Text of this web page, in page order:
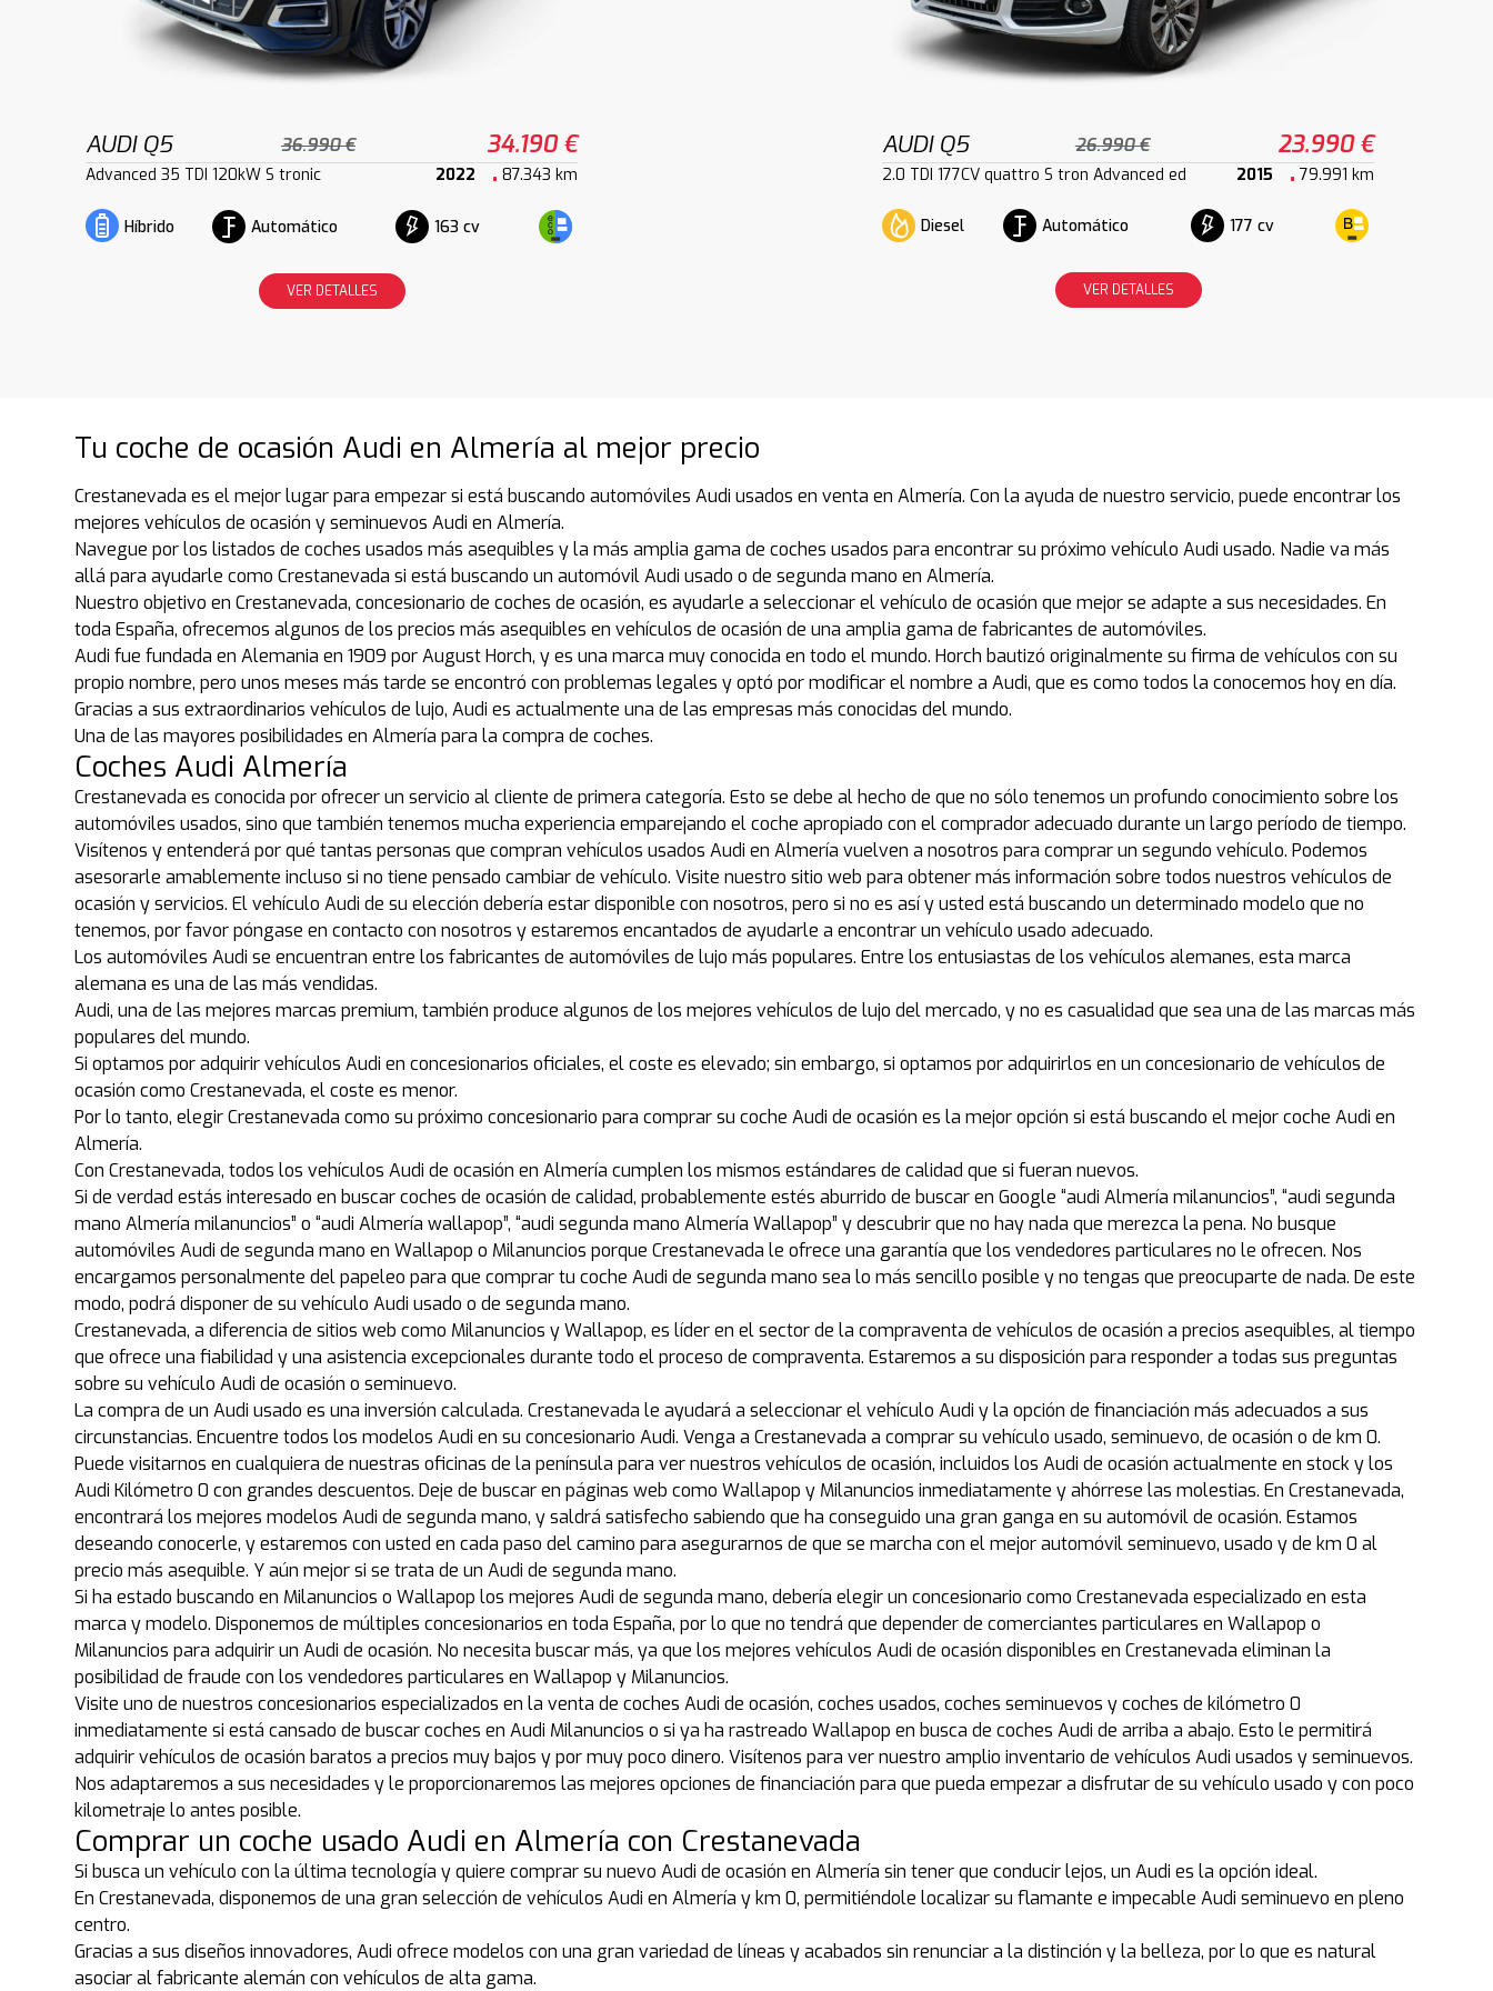
AUDI Q5 36.990 € 34.190 €
Advanced 35 TDI 120kW S tronic 2022 87.343 km
Híbrido Automático 163 cv
VER DETALLES
AUDI Q5 26.990 € 23.990 €
2.0 TDI 177CV quattro S tron Advanced ed 2015 79.991 km
Diesel Automático 177 cv
VER DETALLES
Tu coche de ocasión Audi en Almería al mejor precio
Crestanevada es el mejor lugar para empezar si está buscando automóviles Audi usados en venta en Almería. Con la ayuda de nuestro servicio, puede encontrar los
mejores vehículos de ocasión y seminuevos Audi en Almería.
Navegue por los listados de coches usados más asequibles y la más amplia gama de coches usados para encontrar su próximo vehículo Audi usado. Nadie va más
allá para ayudarle como Crestanevada si está buscando un automóvil Audi usado o de segunda mano en Almería.
Nuestro objetivo en Crestanevada, concesionario de coches de ocasión, es ayudarle a seleccionar el vehículo de ocasión que mejor se adapte a sus necesidades. En
toda España, ofrecemos algunos de los precios más asequibles en vehículos de ocasión de una amplia gama de fabricantes de automóviles.
Audi fue fundada en Alemania en 1909 por August Horch, y es una marca muy conocida en todo el mundo. Horch bautizó originalmente su firma de vehículos con su
propio nombre, pero unos meses más tarde se encontró con problemas legales y optó por modificar el nombre a Audi, que es como todos la conocemos hoy en día.
Gracias a sus extraordinarios vehículos de lujo, Audi es actualmente una de las empresas más conocidas del mundo.
Una de las mayores posibilidades en Almería para la compra de coches.
Coches Audi Almería
Crestanevada es conocida por ofrecer un servicio al cliente de primera categoría. Esto se debe al hecho de que no sólo tenemos un profundo conocimiento sobre los
automóviles usados, sino que también tenemos mucha experiencia emparejando el coche apropiado con el comprador adecuado durante un largo período de tiempo.
Visítenos y entenderá por qué tantas personas que compran vehículos usados Audi en Almería vuelven a nosotros para comprar un segundo vehículo. Podemos
asesorarle amablemente incluso si no tiene pensado cambiar de vehículo. Visite nuestro sitio web para obtener más información sobre todos nuestros vehículos de
ocasión y servicios. El vehículo Audi de su elección debería estar disponible con nosotros, pero si no es así y usted está buscando un determinado modelo que no
tenemos, por favor póngase en contacto con nosotros y estaremos encantados de ayudarle a encontrar un vehículo usado adecuado.
Los automóviles Audi se encuentran entre los fabricantes de automóviles de lujo más populares. Entre los entusiastas de los vehículos alemanes, esta marca
alemana es una de las más vendidas.
Audi, una de las mejores marcas premium, también produce algunos de los mejores vehículos de lujo del mercado, y no es casualidad que sea una de las marcas más
populares del mundo.
Si optamos por adquirir vehículos Audi en concesionarios oficiales, el coste es elevado; sin embargo, si optamos por adquirirlos en un concesionario de vehículos de
ocasión como Crestanevada, el coste es menor.
Por lo tanto, elegir Crestanevada como su próximo concesionario para comprar su coche Audi de ocasión es la mejor opción si está buscando el mejor coche Audi en
Almería.
Con Crestanevada, todos los vehículos Audi de ocasión en Almería cumplen los mismos estándares de calidad que si fueran nuevos.
Si de verdad estás interesado en buscar coches de ocasión de calidad, probablemente estés aburrido de buscar en Google “audi Almería milanuncios”, “audi segunda
mano Almería milanuncios” o “audi Almería wallapop”, “audi segunda mano Almería Wallapop” y descubrir que no hay nada que merezca la pena. No busque
automóviles Audi de segunda mano en Wallapop o Milanuncios porque Crestanevada le ofrece una garantía que los vendedores particulares no le ofrecen. Nos
encargamos personalmente del papeleo para que comprar tu coche Audi de segunda mano sea lo más sencillo posible y no tengas que preocuparte de nada. De este
modo, podrá disponer de su vehículo Audi usado o de segunda mano.
Crestanevada, a diferencia de sitios web como Milanuncios y Wallapop, es líder en el sector de la compraventa de vehículos de ocasión a precios asequibles, al tiempo
que ofrece una fiabilidad y una asistencia excepcionales durante todo el proceso de compraventa. Estaremos a su disposición para responder a todas sus preguntas
sobre su vehículo Audi de ocasión o seminuevo.
La compra de un Audi usado es una inversión calculada. Crestanevada le ayudará a seleccionar el vehículo Audi y la opción de financiación más adecuados a sus
circunstancias. Encuentre todos los modelos Audi en su concesionario Audi. Venga a Crestanevada a comprar su vehículo usado, seminuevo, de ocasión o de km 0.
Puede visitarnos en cualquiera de nuestras oficinas de la península para ver nuestros vehículos de ocasión, incluidos los Audi de ocasión actualmente en stock y los
Audi Kilómetro 0 con grandes descuentos. Deje de buscar en páginas web como Wallapop y Milanuncios inmediatamente y ahórrese las molestias. En Crestanevada,
encontrará los mejores modelos Audi de segunda mano, y saldrá satisfecho sabiendo que ha conseguido una gran ganga en su automóvil de ocasión. Estamos
deseando conocerle, y estaremos con usted en cada paso del camino para asegurarnos de que se marcha con el mejor automóvil seminuevo, usado y de km 0 al
precio más asequible. Y aún mejor si se trata de un Audi de segunda mano.
Si ha estado buscando en Milanuncios o Wallapop los mejores Audi de segunda mano, debería elegir un concesionario como Crestanevada especializado en esta
marca y modelo. Disponemos de múltiples concesionarios en toda España, por lo que no tendrá que depender de comerciantes particulares en Wallapop o
Milanuncios para adquirir un Audi de ocasión. No necesita buscar más, ya que los mejores vehículos Audi de ocasión disponibles en Crestanevada eliminan la
posibilidad de fraude con los vendedores particulares en Wallapop y Milanuncios.
Visite uno de nuestros concesionarios especializados en la venta de coches Audi de ocasión, coches usados, coches seminuevos y coches de kilómetro 0
inmediatamente si está cansado de buscar coches en Audi Milanuncios o si ya ha rastreado Wallapop en busca de coches Audi de arriba a abajo. Esto le permitirá
adquirir vehículos de ocasión baratos a precios muy bajos y por muy poco dinero. Visítenos para ver nuestro amplio inventario de vehículos Audi usados y seminuevos.
Nos adaptaremos a sus necesidades y le proporcionaremos las mejores opciones de financiación para que pueda empezar a disfrutar de su vehículo usado y con poco
kilometraje lo antes posible.
Comprar un coche usado Audi en Almería con Crestanevada
Si busca un vehículo con la última tecnología y quiere comprar su nuevo Audi de ocasión en Almería sin tener que conducir lejos, un Audi es la opción ideal.
En Crestanevada, disponemos de una gran selección de vehículos Audi en Almería y km 0, permitiéndole localizar su flamante e impecable Audi seminuevo en pleno
centro.
Gracias a sus diseños innovadores, Audi ofrece modelos con una gran variedad de líneas y acabados sin renunciar a la distinción y la belleza, por lo que es natural
asociar al fabricante alemán con vehículos de alta gama.